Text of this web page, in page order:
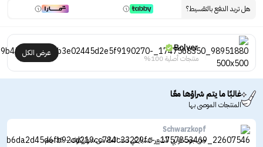
هل تريد الدفع بالتقسيط؟
Bolver
منتجات أصلية 100%
عرض الكل
غالبًا ما يتم شراؤها معًا
المنتجات الموصى بها
Schwarzkopf
جل جوت تو بي للشعر السبايكي ضد الماء من شوارزكوف - 35 جم